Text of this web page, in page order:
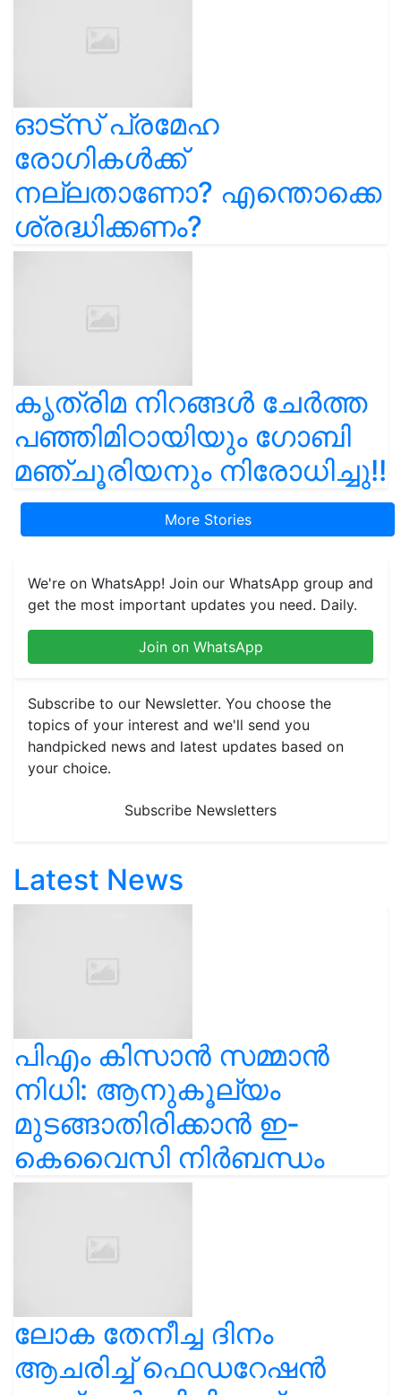
ഓട്സ് പ്രമേഹ
രോഗികൾക്ക്
നല്ലതാണോ? എന്തൊക്കെ
ശ്രദ്ധിക്കണം?
കൃത്രിമ നിറങ്ങൾ ചേർത്ത
പഞ്ഞിമിഠായിയും ഗോബി
മഞ്ചൂരിയനും നിരോധിച്ചു!!
More Stories
We're on WhatsApp! Join our WhatsApp group and
get the most important updates you need. Daily.
Join on WhatsApp
Subscribe to our Newsletter. You choose the
topics of your interest and we'll send you
handpicked news and latest updates based on
your choice.
Subscribe Newsletters
Latest News
പിഎം കിസാൻ സമ്മാൻ
നിധി: ആനുകൂല്യം
മുടങ്ങാതിരിക്കാൻ ഇ-
കെവൈസി നിർബന്ധം
ലോക തേനീച്ച ദിനം
ആചരിച്ച് ഫെഡറേഷൻ